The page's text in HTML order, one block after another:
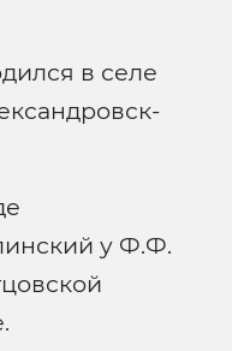
в селе
у Ф.Ф.